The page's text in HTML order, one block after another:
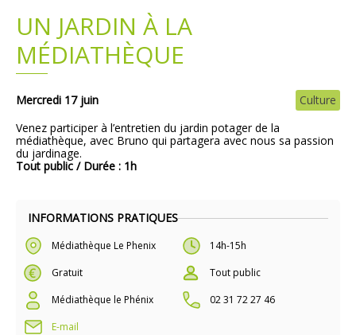
INFORMATIONS PRATIQUES
Médiathèque Le Phenix
14h-15h
Gratuit
Tout public
Médiathèque le Phénix
02 31 72 27 46
E-mail
UN JARDIN À LA
MÉDIATHÈQUE
Mercredi 17 juin
Culture
Venez participer à l’entretien du jardin potager de la
médiathèque, avec Bruno qui partagera avec nous sa passion
du jardinage.
Tout public / Durée : 1h
Plans
Demandes légales
Emploi
Marchés publics
Grands projets